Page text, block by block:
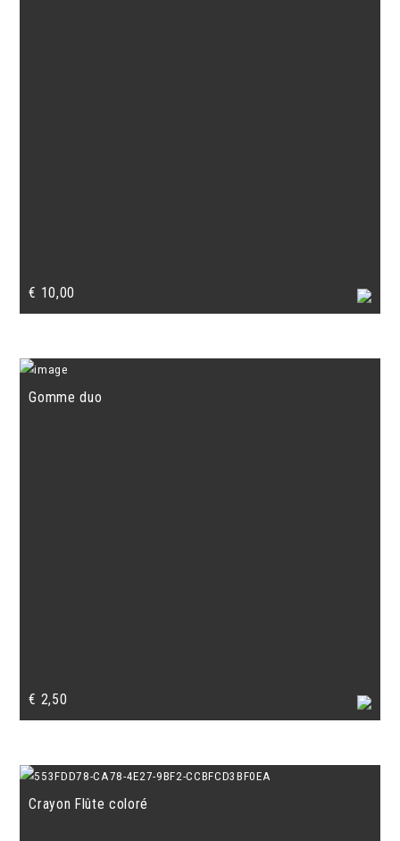
€ 10,00
Gomme duo
€ 2,50
Crayon Flûte coloré